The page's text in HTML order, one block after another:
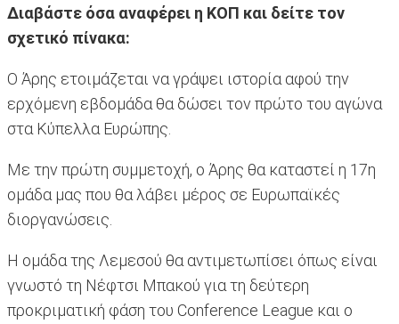
Διαβάστε όσα αναφέρει η ΚΟΠ και δείτε τον
σχετικό πίνακα:
Ο Άρης ετοιμάζεται να γράψει ιστορία αφού την
ερχόμενη εβδομάδα θα δώσει τον πρώτο του αγώνα
στα Κύπελλα Ευρώπης.
Με την πρώτη συμμετοχή, ο Άρης θα καταστεί η 17η
ομάδα μας που θα λάβει μέρος σε Ευρωπαϊκές
διοργανώσεις.
Η ομάδα της Λεμεσού θα αντιμετωπίσει όπως είναι
γνωστό τη Νέφτσι Μπακού για τη δεύτερη
προκριματική φάση του Conference League και ο